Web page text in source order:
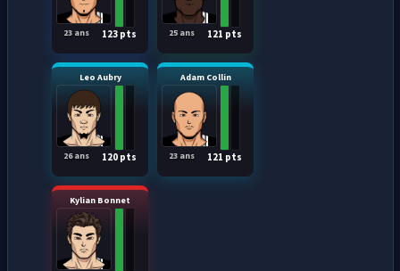
123 pts
23 ans 121 pts
25 ans
Leo Aubry
120 pts
26 ans
Adam Collin
121 pts
23 ans
Kylian Bonnet